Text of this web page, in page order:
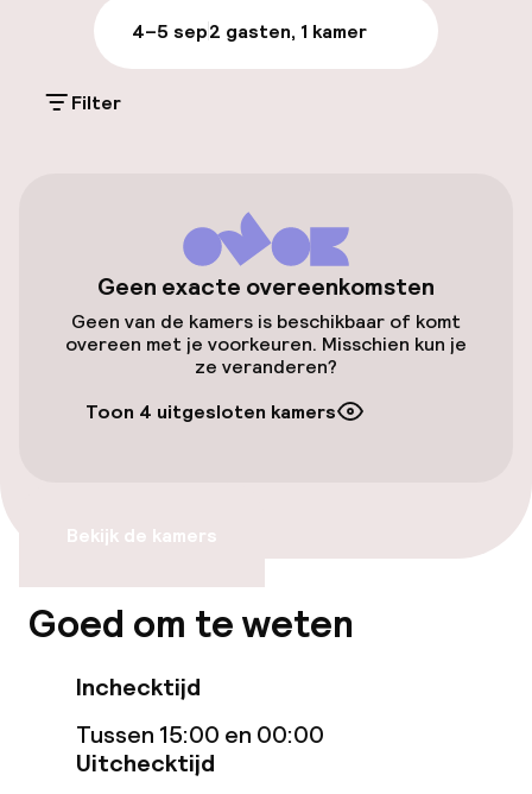
Parkeren & mobiliteit
Openbaar parkeren
Toegankelijkheid
geoptimaliseerde kamers beschikbaar
Kamers
geoptimaliseerde kamers beschikbaar
Entertainment
4–5 sep2 gasten, 1 kamer
Filter
Geen exacte overeenkomsten
Geen van de kamers is beschikbaar of komt
overeen met je voorkeuren. Misschien kun je
ze veranderen?
Toon 4 uitgesloten kamers
Bekijk de kamers
Goed om te weten
Inchecktijd
Tussen 15:00 en 00:00
Uitchecktijd